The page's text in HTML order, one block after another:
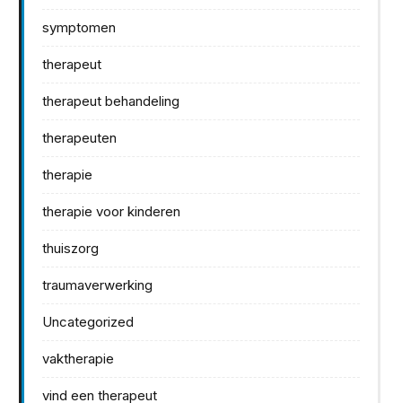
symptomen
therapeut
therapeut behandeling
therapeuten
therapie
therapie voor kinderen
thuiszorg
traumaverwerking
Uncategorized
vaktherapie
vind een therapeut